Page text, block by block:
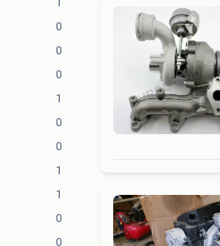
0
0
0
1
0
0
1
1
0
0